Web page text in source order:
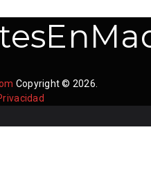
Copyright © 2026.